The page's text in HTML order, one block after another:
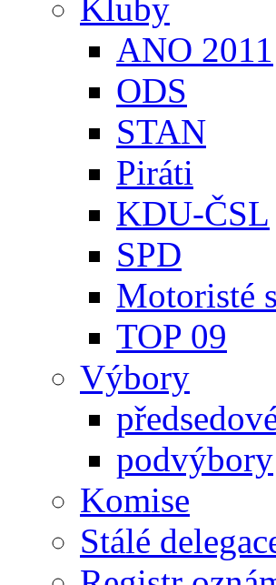
Kluby
ANO 2011
ODS
STAN
Piráti
KDU-ČSL
SPD
Motoristé
TOP 09
Výbory
podvýbory
Komise
Stálé